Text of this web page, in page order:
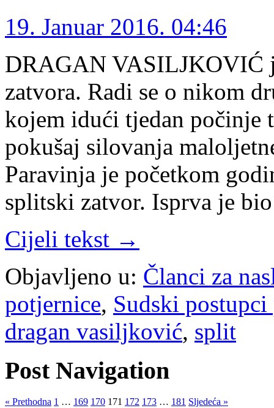
19. Januar 2016. 04:46
DRAGAN VASILJKOVIĆ
zatvora. Radi se o nikom
kojem idući tjedan počinje
pokušaj silovanja
Paravinja je početkom
splitski zatvor. Isprva je
Cijeli tekst →
Objavljeno u: Članci za
potjernice, Sudski
dragan vasiljković, split
Post Navigation
« Prethodna 1 … 169 170 171 172 173 … 181 Sljedeća »